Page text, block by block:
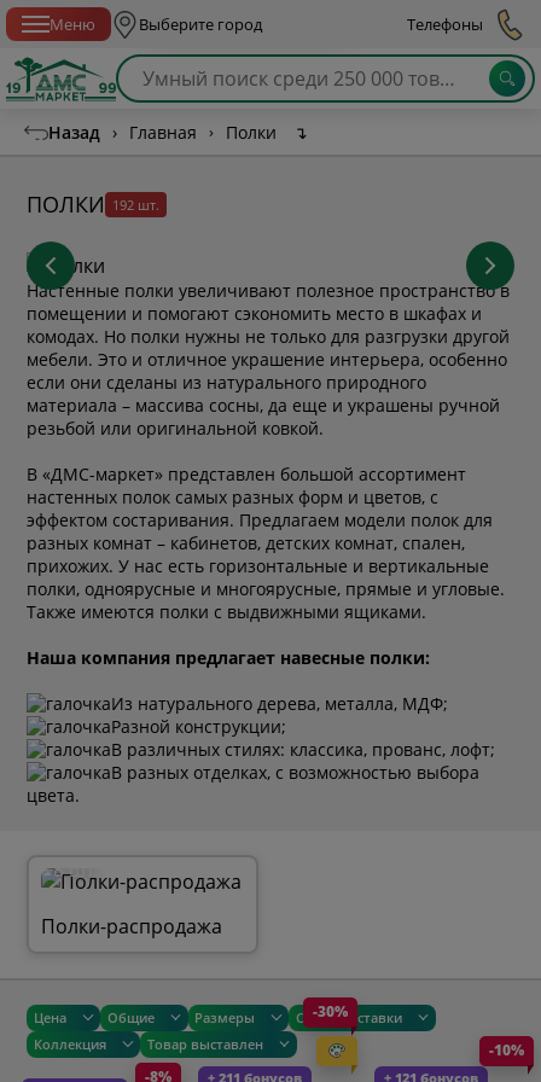
Меню Выберите город Телефоны
Назад › Главная › Полки ↴
ПОЛКИ 192 шт.
Настенные полки увеличивают полезное пространство в
помещении и помогают сэкономить место в шкафах и
комодах. Но полки нужны не только для разгрузки другой
мебели. Это и отличное украшение интерьера, особенно
если они сделаны из натурального природного
материала – массива сосны, да еще и украшены ручной
резьбой или оригинальной ковкой.
В «ДМС-маркет» представлен большой ассортимент
настенных полок самых разных форм и цветов, с
эффектом состаривания. Предлагаем модели полок для
разных комнат – кабинетов, детских комнат, спален,
прихожих. У нас есть горизонтальные и вертикальные
полки, одноярусные и многоярусные, прямые и угловые.
Также имеются полки с выдвижными ящиками.
Наша компания предлагает навесные полки:
Из натурального дерева, металла, МДФ;
Разной конструкции;
В различных стилях: классика, прованс, лофт;
В разных отделках, с возможностью выбора
цвета.
8 шт.
Полки-распродажа
Цена Общие Размеры
Сроки доставки
Коллекция
Товар выставлен
-8% + 211 бонусов
-30%
+ 121 бонусов
-10%